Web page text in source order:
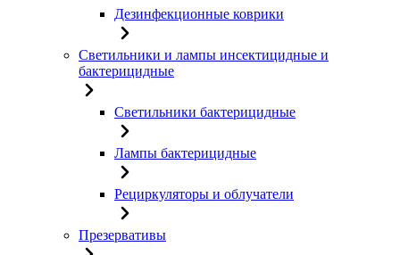
Дезинфекционные коврики
Светильники и лампы инсектицидные и
бактерицидные
Светильники бактерицидные
Лампы бактерицидные
Рециркуляторы и облучатели
Презервативы